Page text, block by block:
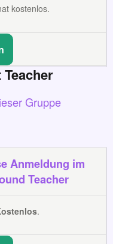
kostenlos.
Gruppe
Anmeldung im
Teacher
.